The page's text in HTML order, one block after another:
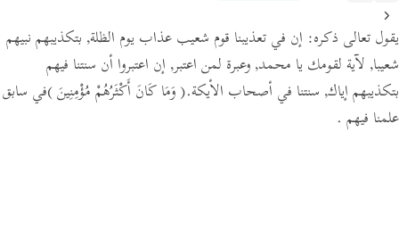
يقول تعالى ذكره: إن في تعذيبنا قوم شعيب عذاب يوم الظلة, بتكذيبهم نبيهم
شعيبا, لآية لقومك يا محمد, وعبرة لمن اعتبر, إن اعتبروا أن سنتنا فيهم
بتكذيبهم إياك, سنتنا في أصحاب الأيكة.( وَمَا كَانَ أَكْثَرُهُمْ مُؤْمِنِينَ )في سابق
علمنا فيهم .